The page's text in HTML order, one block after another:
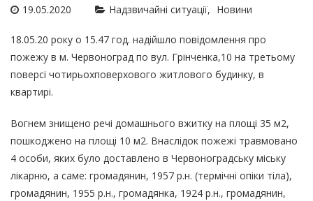
19.05.2020 Надзвичайні ситуації Новини
18.05.20 року о 15.47 год. надійшло повідомлення про
пожежу в м. Червоноград по вул. Грінченка,10 на третьому
поверсі чотирьохповерхового житлового будинку, в
квартирі.
Вогнем знищено речі домашнього вжитку на площі 35 м2,
пошкоджено на площі 10 м2. Внаслідок пожежі травмовано
4 особи, яких було доставлено в Червоноградську міську
лікарню, а саме: громадянин, 1957 р.н. (термічні опіки тіла),
громадянин, 1955 р.н., громадянка, 1924 р.н., громадянин,